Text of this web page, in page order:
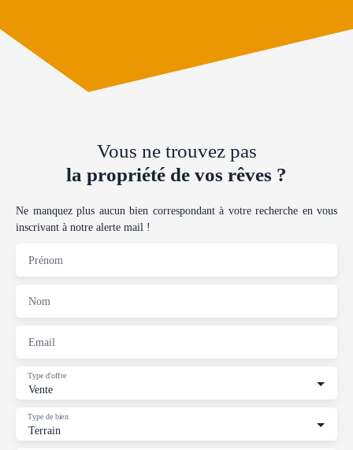
Vous ne trouvez pas
la propriété de vos rêves ?
Ne manquez plus aucun bien correspondant à votre recherche en vous
inscrivant à notre alerte mail !
Prénom
Nom
Email
Vente
Type d'offre
Terrain
Type de bien